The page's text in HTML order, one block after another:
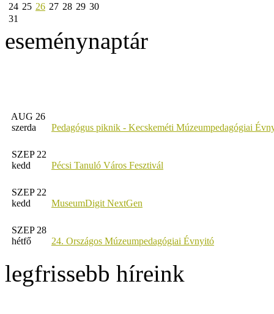
24 25 26 27 28 29 30
31
eseménynaptár
AUG 26
szerda
Pedagógus piknik - Kecskeméti Múzeumpedagógiai
SZEP 22
kedd
Pécsi Tanuló Város Fesztivál
SZEP 22
kedd
MuseumDigit NextGen
SZEP 28
hétfő
24. Országos Múzeumpedagógiai Évnyitó
legfrissebb híreink